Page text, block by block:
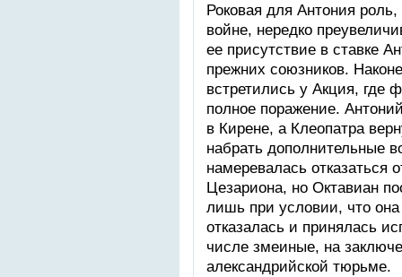
Роковая для Антония
войне, нередко
ее присутствие в ставке
прежних союзников.
встретились у Акция, где
полное поражение.
в Кирене, а Клеопатра
набрать дополнительные
намеревалась отказаться
Цезариона, но Октавиан
лишь при условии, что
отказалась и принялась
числе змеиные, на
александрийской тюрьме.